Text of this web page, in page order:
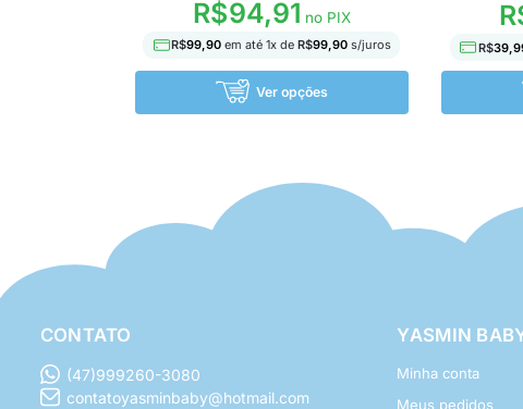
R$94,91 no PIX
R$99,90 em até1x deR$99,90 s/juros
Ver opções
R$
CONTATO
(47)999260-3080
contatoyasminbaby@hotmail.com
YASMIN
Minha conta
Meus pedidos